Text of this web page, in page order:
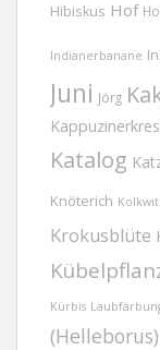
Hibiskus Hof
Indianerbanane
Juni Jörg
Katalog
Knöterich
Krokusblüte
Kürbis
(Helleborus)